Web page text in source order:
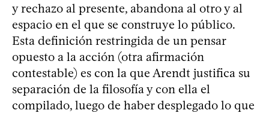
y rechazo al presente, abandona al otro y al
espacio en el que se construye lo público.
Esta definición restringida de un pensar
opuesto a la acción (otra afirmación
contestable) es con la que Arendt justifica su
separación de la filosofía y con ella el
compilado, luego de haber desplegado lo que